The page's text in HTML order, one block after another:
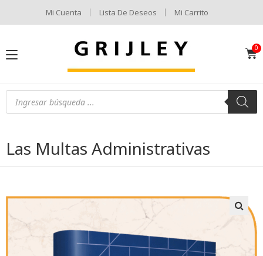
Mi Cuenta Lista De Deseos Mi Carrito
Las Multas Administrativas